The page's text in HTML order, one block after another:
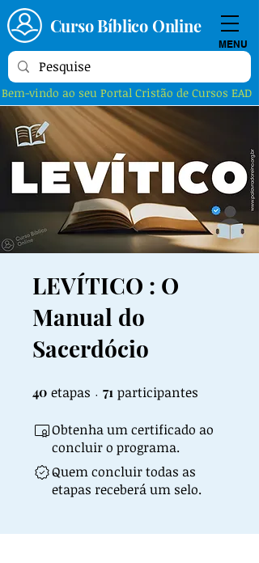
Curso Bíblico Online
MENU
Bem-vindo ao seu Portal Cristão de Cursos EAD
LEVÍTICO : O
Manual do
Sacerdócio
40 etapas 71 participantes
Obtenha um certificado ao
concluir o programa.
Quem concluir todas as
etapas receberá um selo.